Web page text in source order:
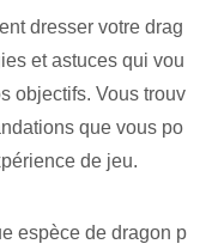
dresser votre drag
et astuces qui vou
objectifs. Vous trouv
que vous po
de jeu.
espèce de dragon p